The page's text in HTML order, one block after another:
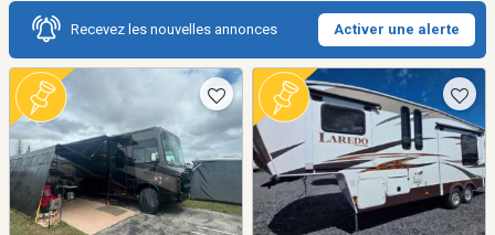
Recevez les nouvelles annonces Activer une alerte